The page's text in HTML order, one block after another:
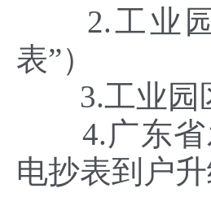
2.工业园
表”）
3.工业园
4.广东省
电抄表到户